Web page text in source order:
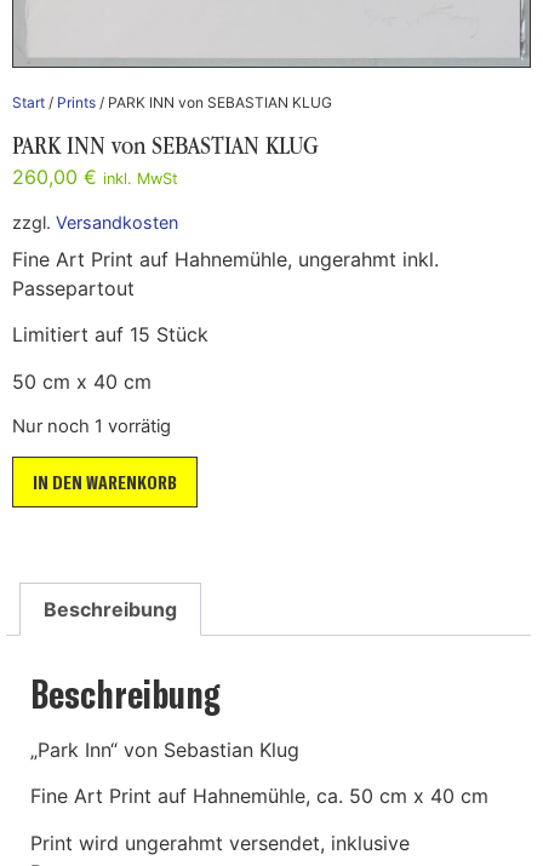
Start / Prints / PARK INN von SEBASTIAN KLUG
PARK INN von SEBASTIAN KLUG
260,00 € inkl. MwSt
zzgl. Versandkosten
Fine Art Print auf Hahnemühle, ungerahmt inkl.
Passepartout
Limitiert auf 15 Stück
50 cm x 40 cm
Nur noch 1 vorrätig
IN DEN WARENKORB
Beschreibung
Beschreibung
„Park Inn“ von Sebastian Klug
Fine Art Print auf Hahnemühle, ca. 50 cm x 40 cm
Print wird ungerahmt versendet, inklusive